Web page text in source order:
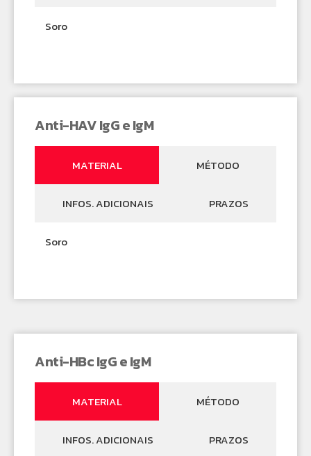
Soro
Anti-HAV IgG e IgM
MATERIAL MÉTODO
INFOS. ADICIONAIS PRAZOS
Soro
Anti-HBc IgG e IgM
MATERIAL MÉTODO
INFOS. ADICIONAIS PRAZOS